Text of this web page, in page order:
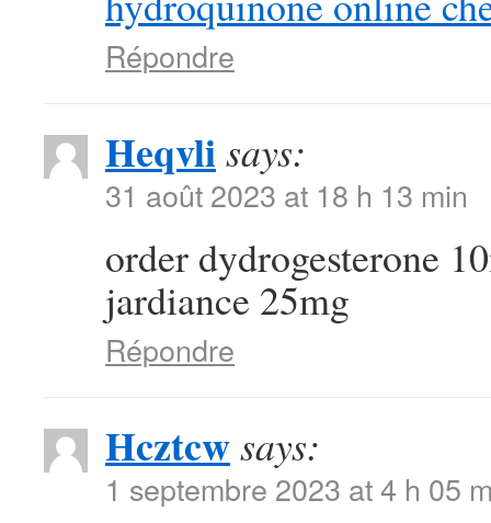
Répondre
Heqvlisays:
31 août 2023 at 18 h 13 min
order dydrogesterone
jardiance 25mg
Répondre
Hcztcwsays:
1 septembre 2023 at 4 h 05